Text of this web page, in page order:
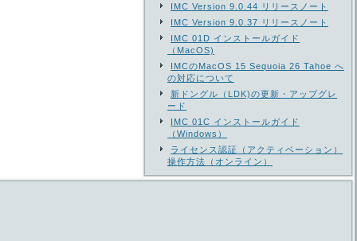
IMC Version 9.0.44 リリースノート
IMC Version 9.0.37 リリースノート
IMC 01D インストールガイド
（MacOS)
IMCのMacOS 15 Sequoia 26 Tahoe へ
の対応について
新ドングル（LDK)の更新・アップグレ
ード
IMC 01C インストールガイド
（Windows）
ライセンス認証（アクティベーション）
操作方法（オンライン）